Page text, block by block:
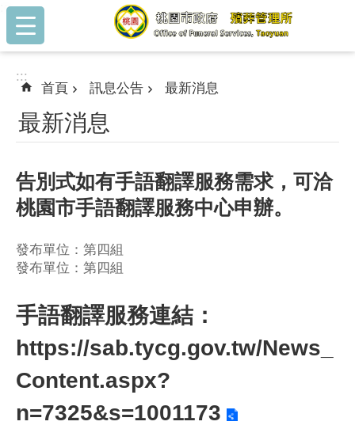
跳到主要內容區塊
:::
:::
首頁 訊息公告 最新消息
最新消息
告別式如有手語翻譯服務需求，可洽
桃園市手語翻譯服務中心申辦。
發布單位：第四組
發布單位：第四組
手語翻譯服務連結：
https://sab.tycg.gov.tw/News_
Content.aspx?
n=7325&s=1001173